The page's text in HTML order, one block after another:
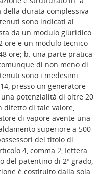
durata complessiva
sono indicati al
da un modulo giuridico
ore e un modulo tecnico
ore; b. una parte pratica
di non meno di
sono i medesimi
presso un generatore
potenzialità di oltre 20
difetto di tale valore,
di vapore avente una
superiore a 500
del titolo di
4, comma 2, Iettera
del patentino di 2º grado,
è costituito dalla sola